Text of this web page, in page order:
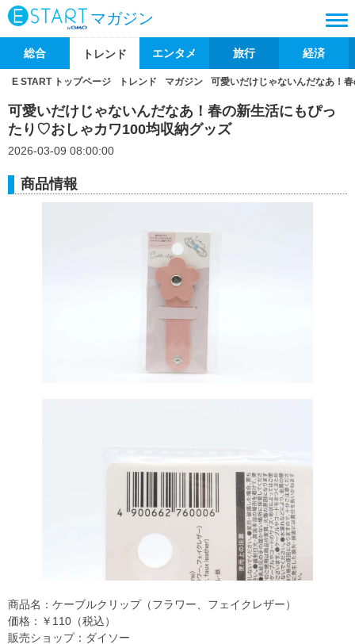
マガジン
総合 トレンド エンタメ 旅行 経済
E START トップページ トレンド マガジン 可愛いだけじゃないんだなあ！
可愛いだけじゃないんだなあ！春の新生活にもぴっ
たり♡おしゃカワ100均収納グッズ
2026-03-09 08:00:00
商品情報
商品名：ケーブルクリップ（フラワー、フェイクレザー）
価格：￥110（税込）
販売ショップ：ダイソー